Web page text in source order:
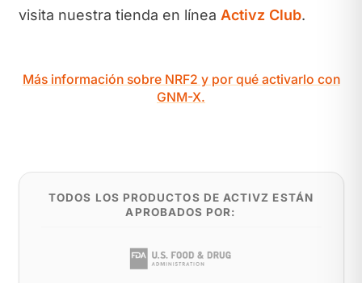
visita nuestra tienda en línea Activz Club.
Más información sobre NRF2 y por qué activarlo con
GNM-X.
TODOS LOS PRODUCTOS DE ACTIVZ ESTÁN
APROBADOS POR: